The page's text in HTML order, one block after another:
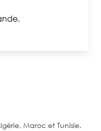
Maroc et Tunisie.